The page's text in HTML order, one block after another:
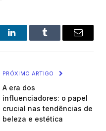
LinkedInTumblr Email
PRÓXIMO ARTIGO
A era dos
influenciadores: o papel
crucial nas tendências de
beleza e estética